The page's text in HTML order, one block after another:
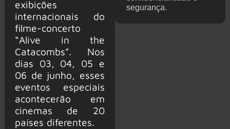
exibições
internacionais do
filme-concerto
“Alive in the
Catacombs”. Nos
dias 03, 04, 05 e
06 de junho, esses
eventos especiais
acontecerão em
cinemas de 20
países diferentes.
segurança.